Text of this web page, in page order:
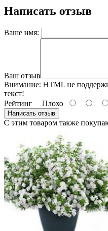
Написать отзыв
Ваше имя:
Ваш отзыв
Внимание: HTML не
текст!
Рейтинг Плохо
Написать отзыв
С этим товаром также